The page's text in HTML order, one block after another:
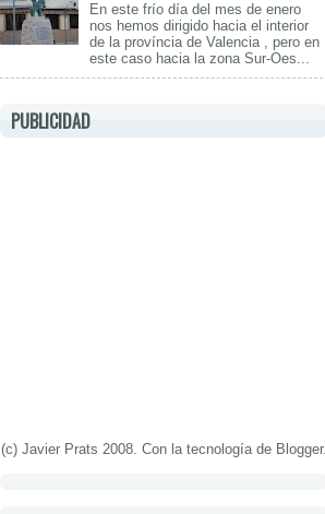
En este frío día del mes de enero
nos hemos dirigido hacia el interior
de la província de Valencia , pero en
este caso hacia la zona Sur-Oes...
PUBLICIDAD
(c) Javier Prats 2008. Con la tecnología de Blogger.